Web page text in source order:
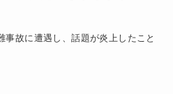
故に遭遇し、話題が炎上したこと